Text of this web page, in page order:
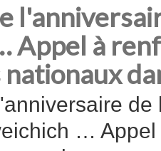
Appel à
de
… Appel